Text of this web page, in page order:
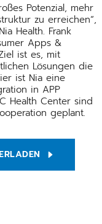
Potenzial, mehr
zu erreichen“,
Health. Frank
Apps &
ist es, mit
Lösungen die
ist Nia eine
in APP
Health Center sind
geplant.